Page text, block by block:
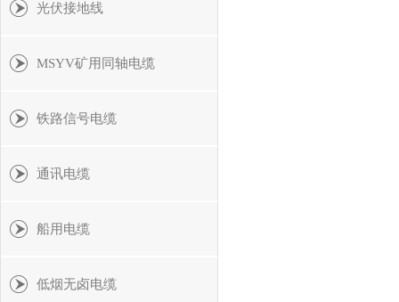
光伏接地线
MSYV矿用同轴电缆
铁路信号电缆
通讯电缆
船用电缆
低烟无卤电缆